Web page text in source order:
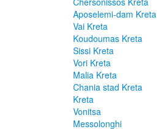
Aposelemi-dam Kreta
Vai Kreta
Koudoumas Kreta
Sissi Kreta
Vori Kreta
Malia Kreta
Chania stad Kreta
Kreta
Vonitsa
Messolonghi